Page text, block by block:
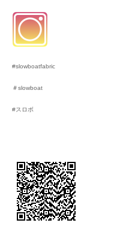
#slowboatfabric
＃slowboat
#スロボ